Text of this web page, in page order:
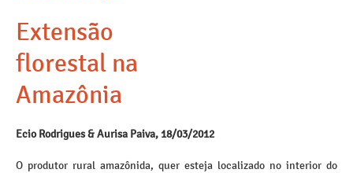
Extensão
florestal na
Amazônia
Ecio Rodrigues & Aurisa Paiva, 18/03/2012
O produtor rural amazônida, quer esteja localizado no interior do